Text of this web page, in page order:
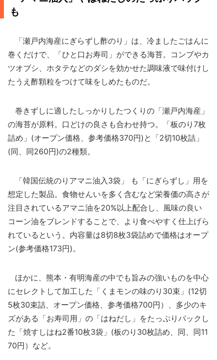
も
「瀬戸内海産にぎらずし酢のり」は、冷ましたごはんに
巻くだけで、「ひと口お寿司」ができる海苔。コンブやカ
ツオブシ、ホタテなどのダシを効かせた調味液で味付けし
たうえ酢顆粒をつけて味をしめたものだ。
巻きずしに適したしっかりしたつくりの「瀬戸内海産」
の海苔が原料。口どけの良さも合わせ持つ。「板のり7枚
詰め」(オープン価格、参考価格370円)と「2切10枚詰」
(同、同260円)の2種類。
「韓国伝統のりアマニ油入3袋」 も「にぎらずし」用を
想定した製品。食物せんいを多く含むなど栄養価の高さが
注目されているアマニ油を20%以上配合し、風味の良い
コーン油をブレンドすることで、より食べやすく仕上げら
れているという。内容量は8切8枚3袋詰めで価格はオープ
ン(参考価格173円)。
ほかに、熊本・有明海産の中でも旨みの強いものを中心
にセレクトして加工した「くまモンの味のり30束」(12切
5枚30束詰、オープン価格、参考価格700円）、多少のキ
ズがある「お寿司用」の「はねだし」をたっぷりパックし
た「焼すしはね2番10枚3袋」(板のり30枚詰め、同、同11
70円）など。